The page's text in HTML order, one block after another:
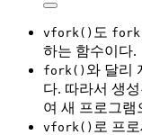
vfork() 도
하는 함수이다.
fork() 와 달리
다. 따라서 생
여 새 프로그램
vfork() 로 프